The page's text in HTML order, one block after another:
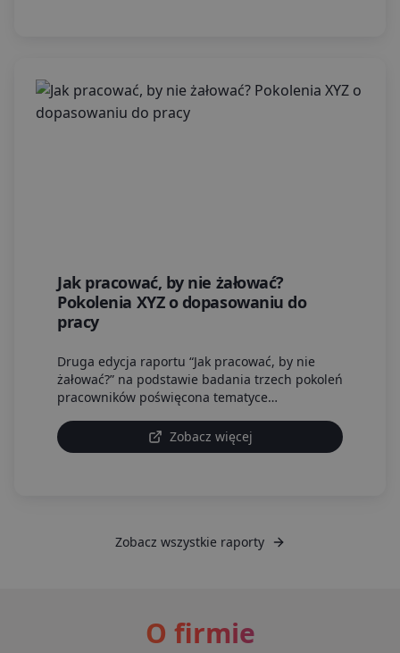
Jak pracować, by nie żałować?
Pokolenia XYZ o dopasowaniu do
pracy
Druga edycja raportu “Jak pracować, by nie
żałować?” na podstawie badania trzech pokoleń
pracowników poświęcona tematyce
Zobacz więcej
Zobacz wszystkie raporty
O firmie